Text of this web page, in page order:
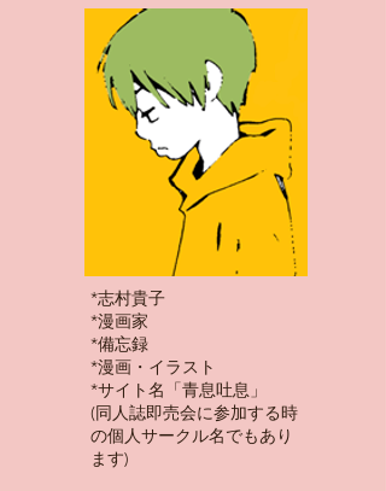
*志村貴子
*漫画家
*備忘録
​*漫画・イラスト
*サイト名「青息吐息」
(同人誌即売会に参加する時
の個人サークル名でもあり
ます)